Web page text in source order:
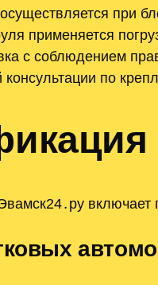
при
применяется
с соблюдением
по
включает